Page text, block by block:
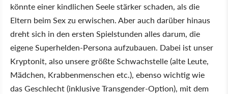
könnte einer kindlichen Seele stärker schaden, als die
Eltern beim Sex zu erwischen. Aber auch darüber hinaus
dreht sich in den ersten Spielstunden alles darum, die
eigene Superhelden-Persona aufzubauen. Dabei ist unser
Kryptonit, also unsere größte Schwachstelle (alte Leute,
Mädchen, Krabbenmenschen etc.), ebenso wichtig wie
das Geschlecht (inklusive Transgender-Option), mit dem